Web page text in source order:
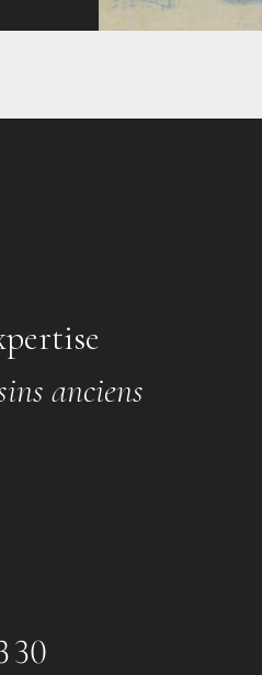
anciens
30